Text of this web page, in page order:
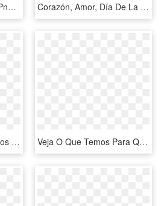
Molduras Dia Dos Pais Png - Moldura Para Convite Dia Dos Pais, Transparent Png Corazón, Amor, Día De La Madre, Romance, Rojo, Suerte - Dia Das Maes Png, Transparent Png
Www Montagem De Fotos Gratis Com - Moldura Dia Das Mães 3, HD Png Download Veja O Que Temos Para Quadro Chalkboard Dia Das Mães - Quadro Dia Das Mães, HD Png Download